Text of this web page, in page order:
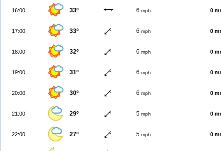
16:00 33º 6 mph 0
17:00 33º 6 mph 0
18:00 32º 6 mph 0
19:00 31º 6 mph 0
20:00 30º 6 mph 0
21:00 29º 5 mph 0
22:00 27º 5 mph 0